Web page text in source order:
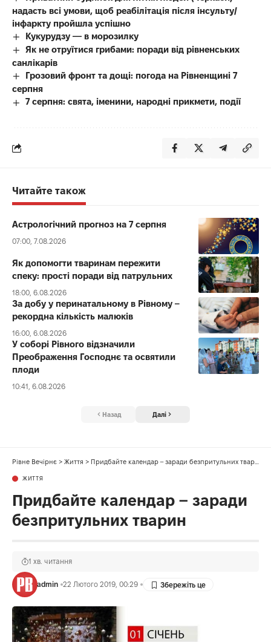
надасть всі умови, щоб реабілітація після інсульту/
інфаркту пройшла успішно
Кукурудзу — в морозилку
Як не отруїтися грибами: поради від рівненських
санлікарів
Грозовий фронт та дощі: погода на Рівненщині 7
серпня
7 серпня: свята, іменини, народні прикмети, події
Читайте також
Астрологічний прогноз на 7 серпня
07:00, 7.08.2026
Як допомогти тваринам пережити
спеку: прості поради від патрульних
18:00, 6.08.2026
За добу у перинатальному в Рівному –
рекордна кількість малюків
16:00, 6.08.2026
У соборі Рівного відзначили
Преображення Господнє та освятили
плоди
10:41, 6.08.2026
Назад Далі
Рівне Вечірнє > Життя > Придбайте календар – заради безпритульних тварин
ЖИТТЯ
Придбайте календар – заради
безпритульних тварин
admin 22 Лютого 2019, 00:29
1 хв. читання